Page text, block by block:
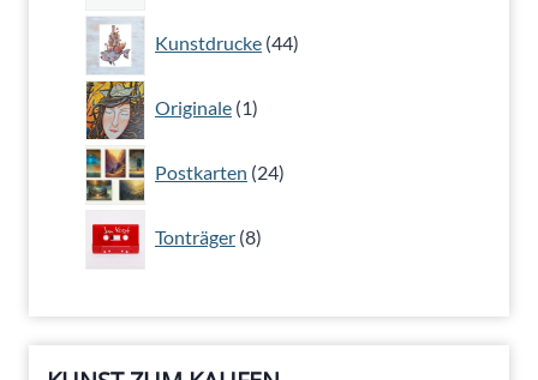
Kunstdrucke 44
Produkte
Originale 1
Produkt
Postkarten 24
Produkte
Tonträger 8
Produkte